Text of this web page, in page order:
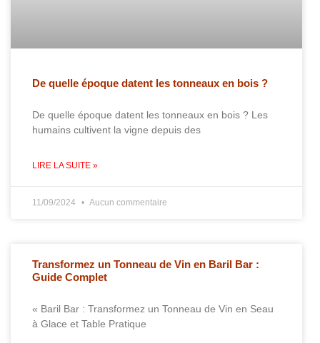
De quelle époque datent les tonneaux en bois ?
De quelle époque datent les tonneaux en bois ? Les
humains cultivent la vigne depuis des
LIRE LA SUITE »
11/09/2024 Aucun commentaire
Transformez un Tonneau de Vin en Baril Bar :
Guide Complet
« Baril Bar : Transformez un Tonneau de Vin en Seau
à Glace et Table Pratique